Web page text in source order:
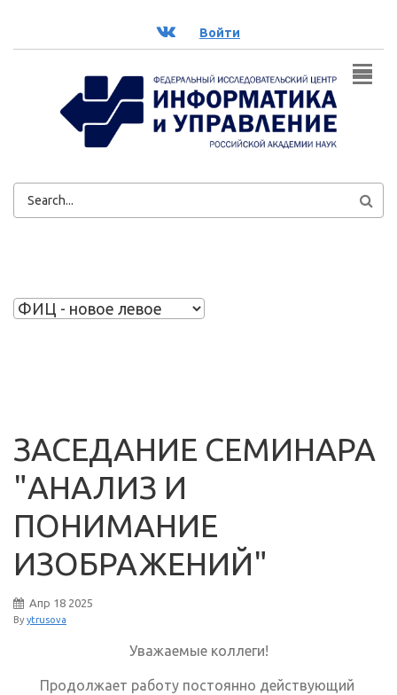
ВК Войти
ФОРМА
ЗАСЕДАНИЕ СЕМИНАРА
"АНАЛИЗ И
ПОНИМАНИЕ
ИЗОБРАЖЕНИЙ"
Апр 18 2025
By ytrusova
Уважаемые коллеги!
Продолжает работу постоянно действующий